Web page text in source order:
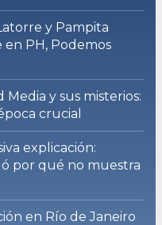
y Pampita
PH, Podemos
Media y sus misterios:
crucial
explicación:
por qué no muestra
en Río de Janeiro